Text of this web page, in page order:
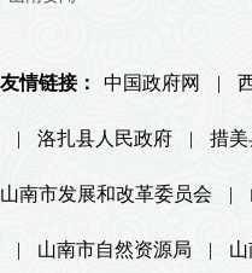
友情链接： 中国政府网 |
| 洛扎县人民政府 | 措
山南市发展和改革委员会 |
| 山南市自然资源局 |